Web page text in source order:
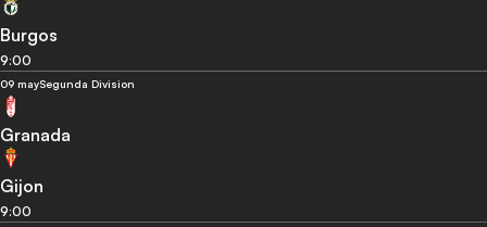
Burgos
9:00
09 maySegunda Division
Granada
Gijon
9:00